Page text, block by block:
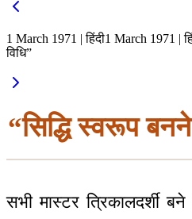
1 March 1971 | हिंदी1 March 1971 |
विधि”
“सिद्धि स्वरूप
सभी मास्टर त्रिकालदर्शी